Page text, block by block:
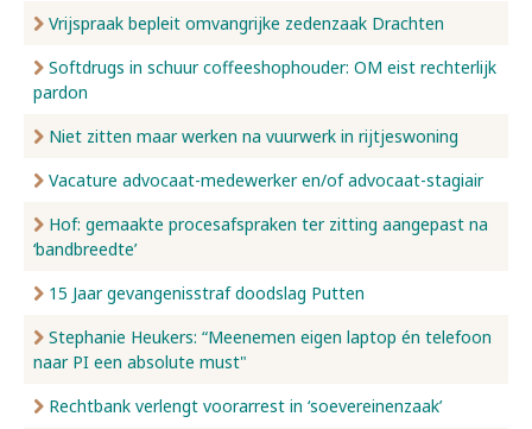
Vrijspraak bepleit omvangrijke zedenzaak Drachten
Softdrugs in schuur coffeeshophouder: OM eist rechterlijk
pardon
Niet zitten maar werken na vuurwerk in rijtjeswoning
Vacature advocaat-medewerker en/of advocaat-stagiair
Hof: gemaakte procesafspraken ter zitting aangepast na
‘bandbreedte’
15 Jaar gevangenisstraf doodslag Putten
Stephanie Heukers: “Meenemen eigen laptop én telefoon
naar PI een absolute must"
Rechtbank verlengt voorarrest in ‘soevereinenzaak’